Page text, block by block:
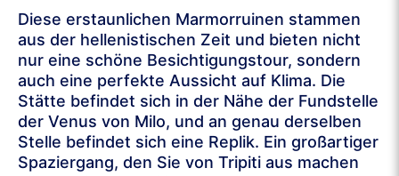
Diese erstaunlichen Marmorruinen stammen
aus der hellenistischen Zeit und bieten nicht
nur eine schöne Besichtigungstour, sondern
auch eine perfekte Aussicht auf Klima. Die
Stätte befindet sich in der Nähe der Fundstelle
der Venus von Milo, und an genau derselben
Stelle befindet sich eine Replik. Ein großartiger
Spaziergang, den Sie von Tripiti aus machen